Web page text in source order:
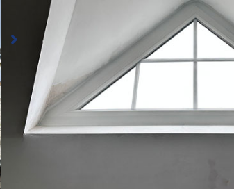
Conception, fabrication et pose de fenêtres de
triangulaire afin d’épouser parfaitement des
présentes à l’étage. En plus de pouvoir réaliser
menuiseries dans des formes triangulaires ou
PVC offre une isolation thermique très
Fenêtres PVC